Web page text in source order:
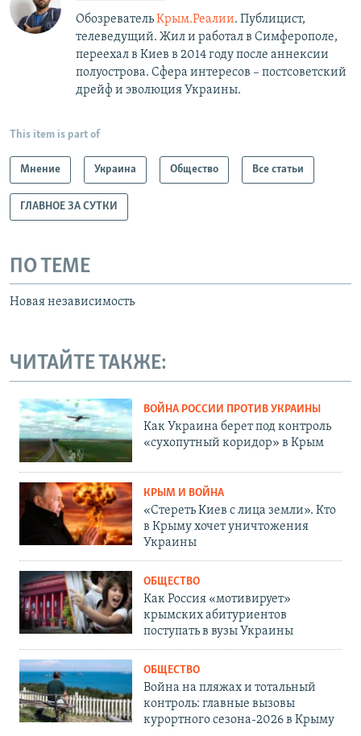
ОбозревательКрым.Реалии. Публицист,
телеведущий. Жил и работал в Симферополе,
переехал в Киев в 2014 году после аннексии
полуострова. Сфера интересов – постсоветский
дрейф и эволюция Украины.
This item is part of
Мнение Украина Общество Все статьи
ГЛАВНОЕ ЗА СУТКИ
ПО ТЕМЕ
Новая независимость
ЧИТАЙТЕ ТАКЖЕ:
ВОЙНА РОССИИ ПРОТИВ УКРАИНЫ
Как Украина берет под контроль
«сухопутный коридор» в Крым
КРЫМ И ВОЙНА
«Стереть Киев с лица земли». Кто
в Крыму хочет уничтожения
Украины
ОБЩЕСТВО
Как Россия «мотивирует»
крымских абитуриентов
поступать в вузы Украины
ОБЩЕСТВО
Война на пляжах и тотальный
контроль: главные вызовы
курортного сезона-2026 в Крыму